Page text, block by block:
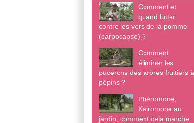
Comment et
quand lutter
contre les vers de la pomme
(carpocapse) ?
Comment
éliminer les
pucerons des arbres fruitiers à
pépins ?
Phéromone,
Kairomone au
jardin, comment cela marche